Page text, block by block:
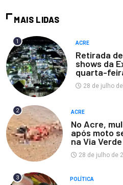
MAIS LIDAS
1 ACRE
Retirada
shows da
quarta-
28 de julho
2 ACRE
No Acre,
após moto
na Via Verde
28 de julho de
3 POLÍTICA